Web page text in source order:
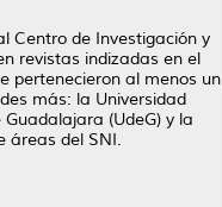
Centro de Investigación y
revistas indizadas en el
pertenecieron al menos un
más: la Universidad
(UdeG) y la
áreas del SNI.